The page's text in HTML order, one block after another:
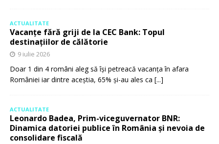
ACTUALITATE
Vacanțe fără griji de la CEC Bank: Topul
destinațiilor de călătorie
9 iulie 2026
Doar 1 din 4 români aleg să își petreacă vacanța în afara
României iar dintre aceștia, 65% și-au ales ca [...]
ACTUALITATE
Leonardo Badea, Prim-viceguvernator BNR:
Dinamica datoriei publice în România și nevoia de
consolidare fiscală